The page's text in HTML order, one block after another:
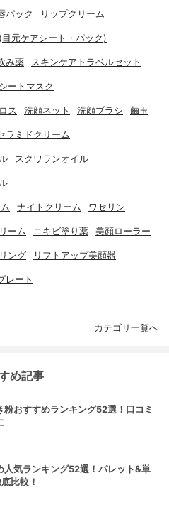
パック リップクリーム
元ケアシート・パック)
み薬 スキンケアトラベルセット
ートマスク
ス 洗顔ネット 洗顔ブラシ 繭玉
ラミドクリーム
スクワランオイル
ナイトクリーム ワセリン
ーム ニキビ塗り薬 美顔ローラー
ング リフトアップ美顔器
レート
カテゴリ一覧へ
め記事
粉おすすめランキング52選！口コミ
人気ランキング52選！パレット&単
比較！